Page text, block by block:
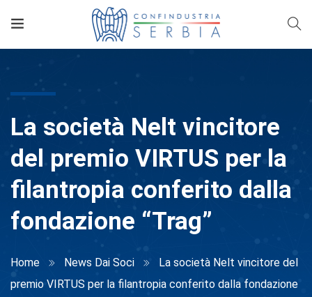
La società Nelt vincitore
del premio VIRTUS per la
filantropia conferito dalla
fondazione “Trag”
Home News Dai Soci
La società Nelt vincitore del
premio VIRTUS per la filantropia conferito dalla fondazione